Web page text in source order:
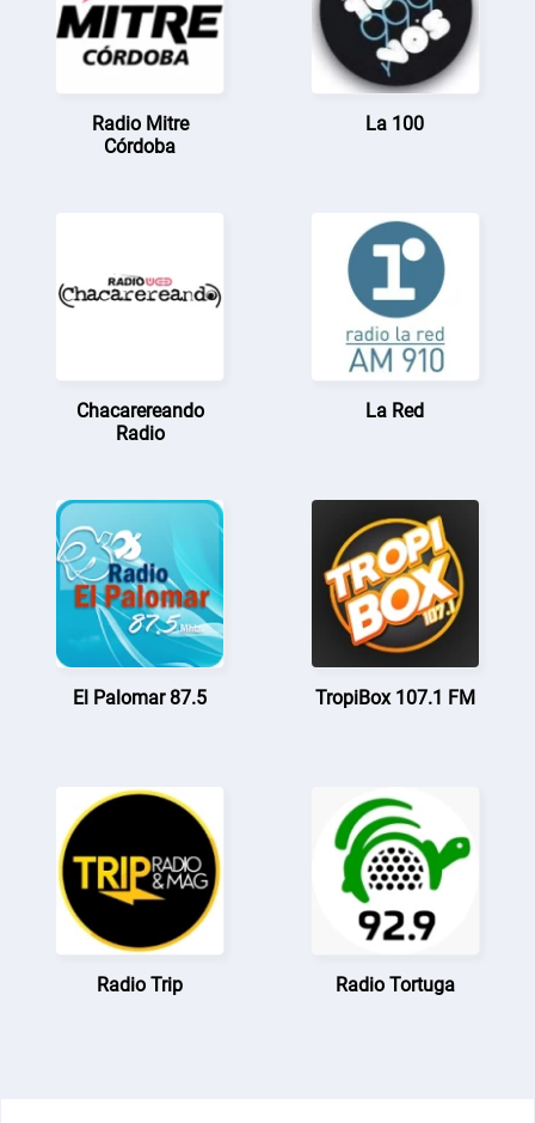
Radio Mitre
Córdoba
La 100
Chacarereando
Radio
La Red
El Palomar 87.5 TropiBox 107.1 FM
Radio Trip Radio Tortuga